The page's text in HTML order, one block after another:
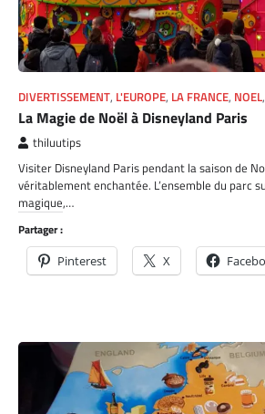
DIVERTISSEMENT, L'EUROPE, LA FRANCE, NOEL,
La Magie de Noël à Disneyland Paris
thiluutips
Visiter Disneyland Paris pendant la saison de
véritablement enchantée. L’ensemble du parc
magique,…
Partager :
Pinterest X